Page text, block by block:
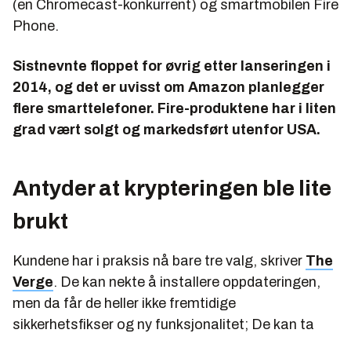
(en Chromecast-konkurrent) og smartmobilen Fire
Phone.
Sistnevnte floppet for øvrig etter lanseringen i
2014, og det er uvisst om Amazon planlegger
flere smarttelefoner. Fire-produktene har i liten
grad vært solgt og markedsført utenfor USA.
Antyder at krypteringen ble lite
brukt
Kundene har i praksis nå bare tre valg, skriver The
Verge. De kan nekte å installere oppdateringen,
men da får de heller ikke fremtidige
sikkerhetsfikser og ny funksjonalitet; De kan ta